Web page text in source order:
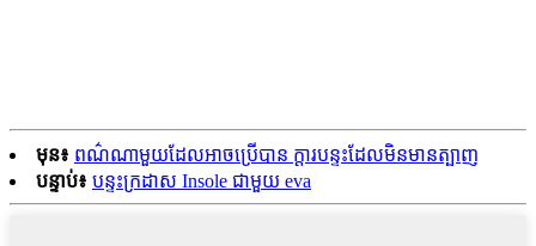
មុន៖ ពណ៌ណាមួយដែលអាចប្រើបាន ក្តារបន្ទះដែលមិនមានត្បាញ
បន្ទាប់៖ បន្ទះក្រដាស Insole ជាមួយ eva